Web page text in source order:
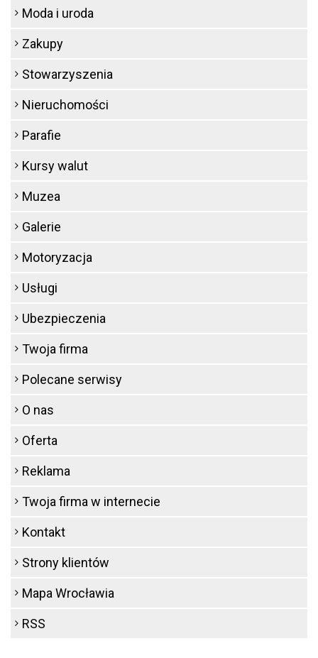
Moda i uroda
Zakupy
Stowarzyszenia
Nieruchomości
Parafie
Kursy walut
Muzea
Galerie
Motoryzacja
Usługi
Ubezpieczenia
Twoja firma
Polecane serwisy
O nas
Oferta
Reklama
Twoja firma w internecie
Kontakt
Strony klientów
Mapa Wrocławia
RSS